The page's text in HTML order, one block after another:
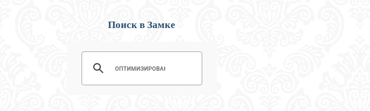
Поиск в Замке